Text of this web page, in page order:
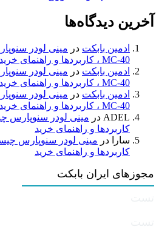
آخرین دیدگاه‌ها
ادمین بابکت در
MC-40 ، کاربردها و راهنمای خرید
ادمین بابکت در
MC-40 ، کاربردها و راهنمای خرید
ادمین بابکت در
MC-40 ، کاربردها و راهنمای خرید
ADEL در
کاربردها و راهنمای خرید
سارا
در
کاربردها و راهنمای خرید
مجوزهای ایران بابکت